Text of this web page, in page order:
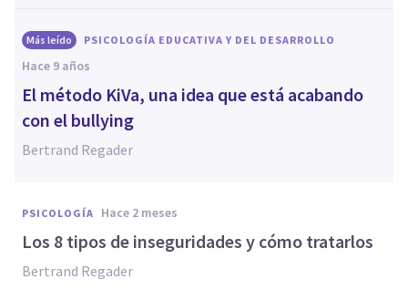
Más leído PSICOLOGÍA EDUCATIVA Y DEL DESARROLLO
hace 9 años
El método KiVa, una idea que está acabando
con el bullying
Bertrand Regader
PSICOLOGÍA hace 2 meses
Los 8 tipos de inseguridades y cómo tratarlos
Bertrand Regader